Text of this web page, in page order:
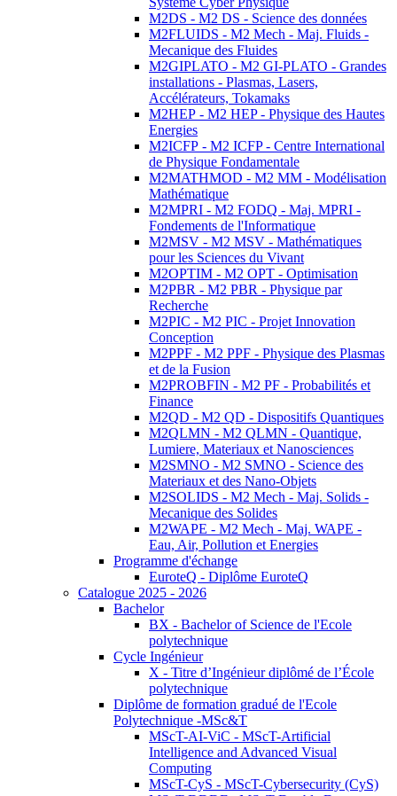
M2DS - M2 DS - Science des données
M2FLUIDS - M2 Mech - Maj. Fluids -
Mecanique des Fluides
M2GIPLATO - M2 GI-PLATO - Grandes
installations - Plasmas, Lasers,
Accélérateurs, Tokamaks
M2HEP - M2 HEP - Physique des Hautes
Energies
M2ICFP - M2 ICFP - Centre International
de Physique Fondamentale
M2MATHMOD - M2 MM - Modélisation
Mathématique
M2MPRI - M2 FODQ - Maj. MPRI -
Fondements de l'Informatique
M2MSV - M2 MSV - Mathématiques
pour les Sciences du Vivant
M2OPTIM - M2 OPT - Optimisation
M2PBR - M2 PBR - Physique par
Recherche
M2PIC - M2 PIC - Projet Innovation
Conception
M2PPF - M2 PPF - Physique des Plasmas
et de la Fusion
M2PROBFIN - M2 PF - Probabilités et
Finance
M2QD - M2 QD - Dispositifs Quantiques
M2QLMN - M2 QLMN - Quantique,
Lumiere, Materiaux et Nanosciences
M2SMNO - M2 SMNO - Science des
Materiaux et des Nano-Objets
M2SOLIDS - M2 Mech - Maj. Solids -
Mecanique des Solides
M2WAPE - M2 Mech - Maj. WAPE -
Eau, Air, Pollution et Energies
Programme d'échange
EuroteQ - Diplôme EuroteQ
Catalogue 2025 - 2026
Bachelor
BX - Bachelor of Science de l'Ecole
polytechnique
Cycle Ingénieur
X - Titre d’Ingénieur diplômé de l’École
polytechnique
Diplôme de formation gradué de l'Ecole
Polytechnique -MSc&T
MScT-AI-ViC - MScT-Artificial
Intelligence and Advanced Visual
Computing
MScT-CyS - MScT-Cybersecurity (CyS)